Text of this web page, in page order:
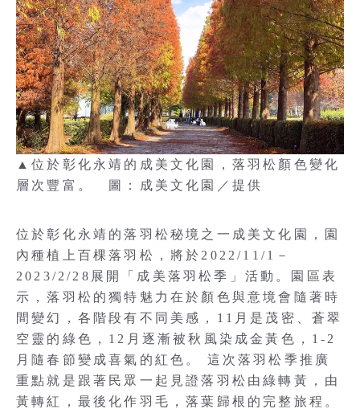
▲位於彰化永靖的成美文化園，落羽松顏色變化
層次豐富。 圖：成美文化園／提供
位於彰化永靖的落羽松秘境之一成美文化園，園
內種植上百棵落羽松，將於2022/11/1－
2023/2/28展開「成美落羽松季」活動。園區表
示，落羽松的獨特魅力在於顏色與意境會隨著時
間變幻，各階段有不同美感，11月是茂密、蒼翠
空靈的綠色，12月逐漸被秋風染成金黃色，1-2
月隨春節變成喜氣的紅色。 這次落羽松季推廣
重點就是跟著民眾一起見證落羽松由綠轉黃，由
黃轉紅，最後化作羽毛，落葉歸根的完整旅程。